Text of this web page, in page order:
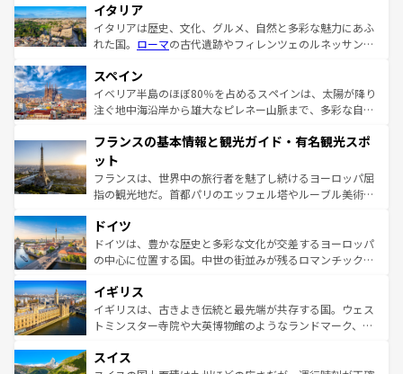
イタリア
イタリアは歴史、文化、グルメ、自然と多彩な魅力にあふ
れた国。 ローマの古代遺跡やフィレンツェのルネッサンス
ろん、トスカーナの美しい田園風景やアマルフィ海岸の絶
景など、自然景観も見逃せない。観光の合間には、本場の
ピザやパスタなど、絶品のイタリア料理を堪能することも
ませてくれるイタリアで、忘れられない旅をしてみよう！
なお、新着のイタリア情報は
しい。
スペイン
イベリア半島のほぼ80％を占めるスペインは、太陽が降り
注ぐ地中海沿岸から雄大なピレネー山脈まで、多彩な自然
文化が根付くこの国では、情熱的なフラメンコ、熱気あふ
れる闘牛、そして美味しいタパスが生活の一部となってい
る。首都マドリードの洗練された雰囲気や、バルセロナの
アートに溢れた街角から、地方では古代ローマ遺跡や中世
せる。地方によって風土や気候が異なるスペインはその個
性で訪れる人を魅了する。 なお、新着のスペイン情報は コ
ンテンツ一覧を参照してほしい。
フランスの基本情報と観光ガイド・有名観光スポ
ット
フランスは、世界中の旅行者を魅了し続けるヨーロッパ屈
指の観光地だ。首都パリのエッフェル塔やルーブル美術館
で、幅広い魅力が詰まっている。華麗な宮殿、歴史的な大
聖堂、美しいビーチ、そして豊かな自然が、訪れる者を心
から魅了する。また、フランスは美食の国としても知ら
いる。シャンパンの発祥地であるランス、プロヴァンスの
香り高いラベンダー畑など、多彩な楽しみ方が可能だ。さ
らに、パリ以外の地域にも魅力が溢れており、どの街角に
れる地方に足を運ぶとそれぞれで全く異なる文化を体験で
ドイツ
ドイツは、豊かな歴史と多彩な文化が交差するヨーロッパ
の中心に位置する国。中世の街並みが残るロマンチック街
顔を持つこの国は、どこを歩いても飽きることがない。ベ
ルリンの文化的活気、バイエルン州のアルプスの絶景、そ
してライン川沿いのワイン畑といった風景は必見。ビール
は、お酒好きな人にはぜひ体験してほしい。 なお、新着の
イギリス
イギリスは、古きよき伝統と最先端が共存する国。ウェス
トミンスター寺院や大英博物館のようなランドマーク、歴
リアごとに異なる魅力がある。また、優雅なアフタヌーン
スイス